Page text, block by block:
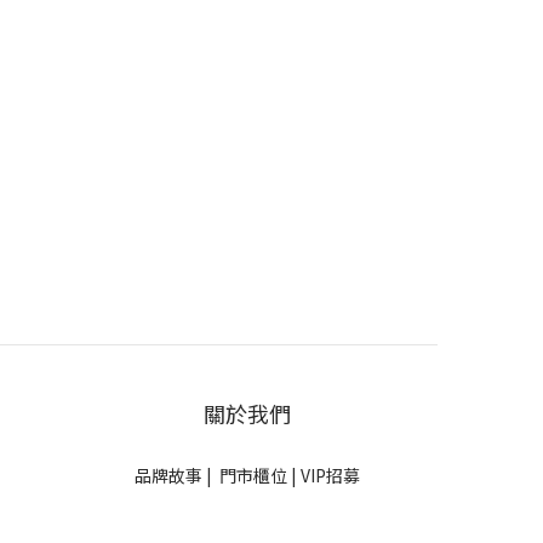
關於我們
品牌故事 | 門市櫃位 | VIP招募